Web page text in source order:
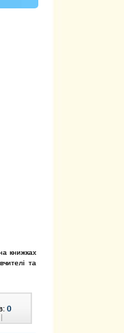
книжках
та
0
|